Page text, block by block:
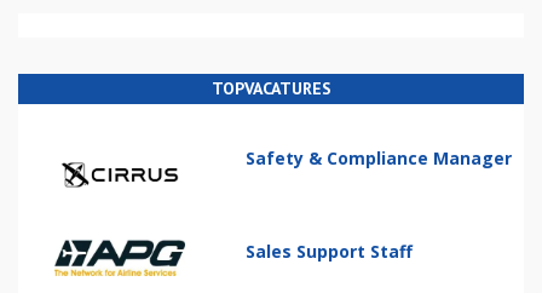
TOPVACATURES
Safety & Compliance Manager
Sales Support Staff